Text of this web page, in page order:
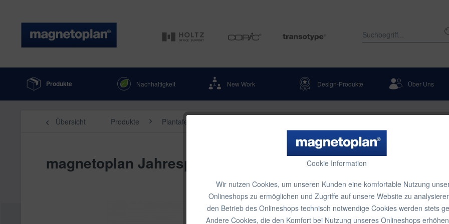
Produkte Nachhaltigkeit New Work Design-Produkte Über Uns
Cookie Information
Wir nutzen Cookies, um unseren Kunden eine komfortable Nutzung
Onlineshops zu ermöglichen und Zugriffe auf unsere Website zu
den Betrieb des Onlineshops technisch notwendige Cookies werden stets
Andere Cookies, die den Komfort bei Nutzung unseres Onlineshops
Übersicht Produkte Plantafeln & Projektmanagement
magnetoplan Jahresplaner-Folie 2026, 833 x 593 mm
78,54
Inhalt:1 Stück